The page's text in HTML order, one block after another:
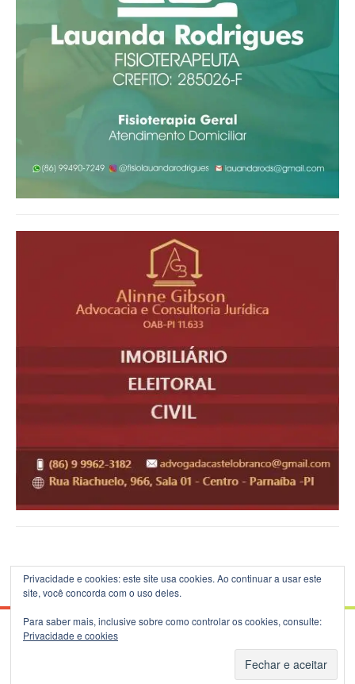
© 2026 Blog do B.Silva - Theme: Patus by FameThemes.
Privacidade e cookies: este site usa cookies. Ao continuar a usar este
site, você concorda com o uso deles.
Para saber mais, inclusive sobre como controlar os cookies, consulte:
Privacidade e cookies